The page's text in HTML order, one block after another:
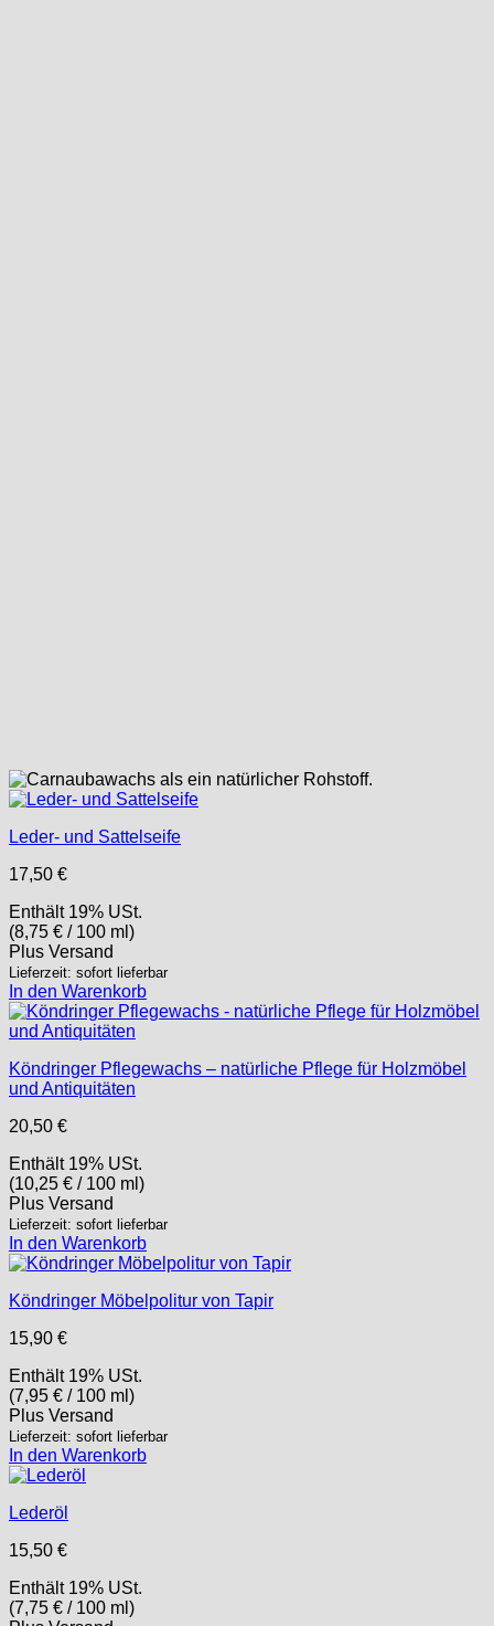
Leder- und Sattelseife
17,50 €
Enthält 19% USt.
(8,75 € / 100 ml)
Plus Versand
Lieferzeit: sofort lieferbar
In den Warenkorb
Köndringer Pflegewachs – natürliche Pflege für Holzmöbel
und Antiquitäten
20,50 €
Enthält 19% USt.
(10,25 € / 100 ml)
Plus Versand
Lieferzeit: sofort lieferbar
In den Warenkorb
Köndringer Möbelpolitur von Tapir
15,90 €
Enthält 19% USt.
(7,95 € / 100 ml)
Plus Versand
Lieferzeit: sofort lieferbar
In den Warenkorb
Lederöl
15,50 €
Enthält 19% USt.
(7,75 € / 100 ml)